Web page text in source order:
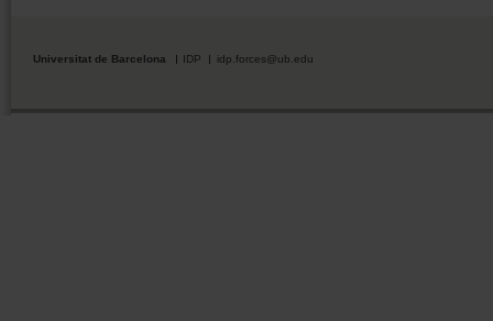
Universitat de Barcelona IDP idp.forces@ub.edu